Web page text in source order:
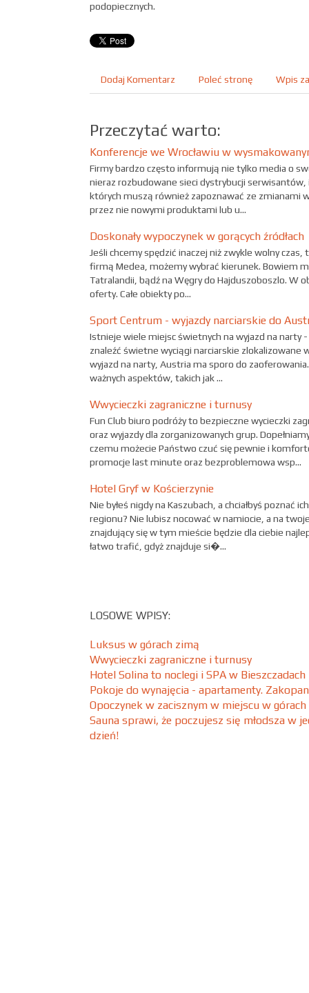
podopiecznych.
Dodaj Komentarz Poleć stronę Wpis
Przeczytać warto:
Konferencje we Wrocławiu w
Firmy bardzo często informują nie tylko media o
nieraz rozbudowane sieci dystrybucji
których muszą również zapoznawać ze zmianami
przez nie nowymi produktami lub u...
Doskonały wypoczynek w gorących źródłach
Jeśli chcemy spędzić inaczej niż zwykle wolny
firmą Medea, możemy wybrać kierunek. Bowiem
Tatralandii, bądź na Węgry do Hajduszoboszlo. W
oferty. Całe obiekty po...
Sport Centrum - wyjazdy narciarskie do
Istnieje wiele miejsc świetnych na wyjazd na narty
znaleźć świetne wyciągi narciarskie zlokalizowane
wyjazd na narty, Austria ma sporo do
ważnych aspektów, takich jak ...
Wwycieczki zagraniczne i turnusy
Fun Club biuro podróży to bezpieczne wycieczki
oraz wyjazdy dla zorganizowanych grup.
czemu możecie Państwo czuć się pewnie i
promocje last minute oraz bezproblemowa wsp...
Hotel Gryf w Kościerzynie
Nie byłeś nigdy na Kaszubach, a chciałbyś poznać
regionu? Nie lubisz nocować w namiocie, a na
znajdujący się w tym mieście będzie dla ciebie
łatwo trafić, gdyż znajduje si�...
LOSOWE WPISY:
Luksus w górach zimą
Wwycieczki zagraniczne i turnusy
Hotel Solina to noclegi i SPA w Bieszczadach
Pokoje do wynajęcia - apartamenty.
Opoczynek w zacisznym w miejscu w górach
Sauna sprawi, że poczujesz się młodsza w
dzień!